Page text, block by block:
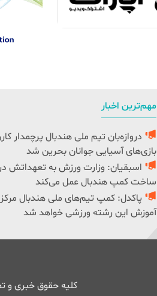
مهم‌ترین اخبار
دروازه‌بان تیم ملی هندبال پرچمدار
بازی‌های آسیایی جوانان بحرین شد
اسبقیان: وزارت ورزش به
ساخت کمپ هندبال عمل می‌کند
پاکدل: کمپ تیم‌های ملی هندبال
آموزش این رشته ورزشی خواهد شد
کلیه حقوق خبری و